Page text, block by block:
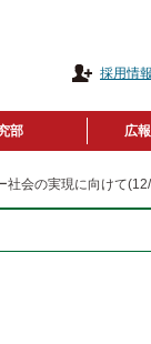
採用情報
部 広
社会の実現に向けて